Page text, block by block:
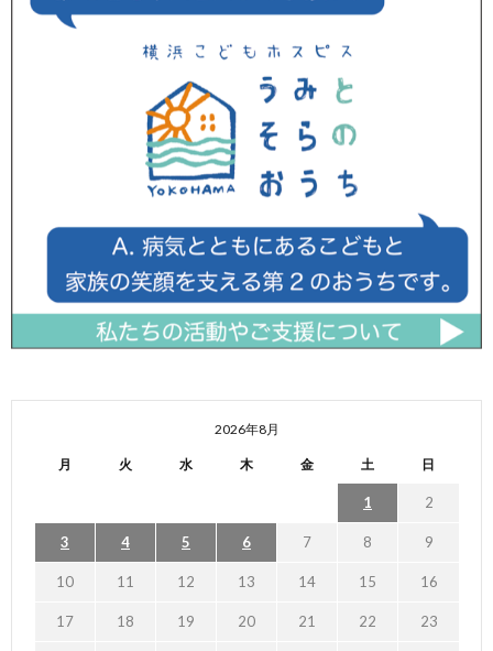
2026年8月
月 火 水 木 金 土 日
1 2
3 4 5 6 7 8 9
10 11 12 13 14 15 16
17 18 19 20 21 22 23